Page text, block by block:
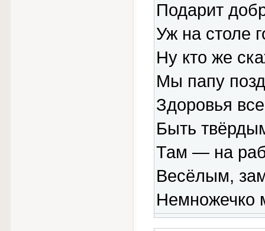
Подарит
Уж на столе
Ну кто же
Мы папу
Здоровья
Быть
Там — на
Весёлым,
Немножечко